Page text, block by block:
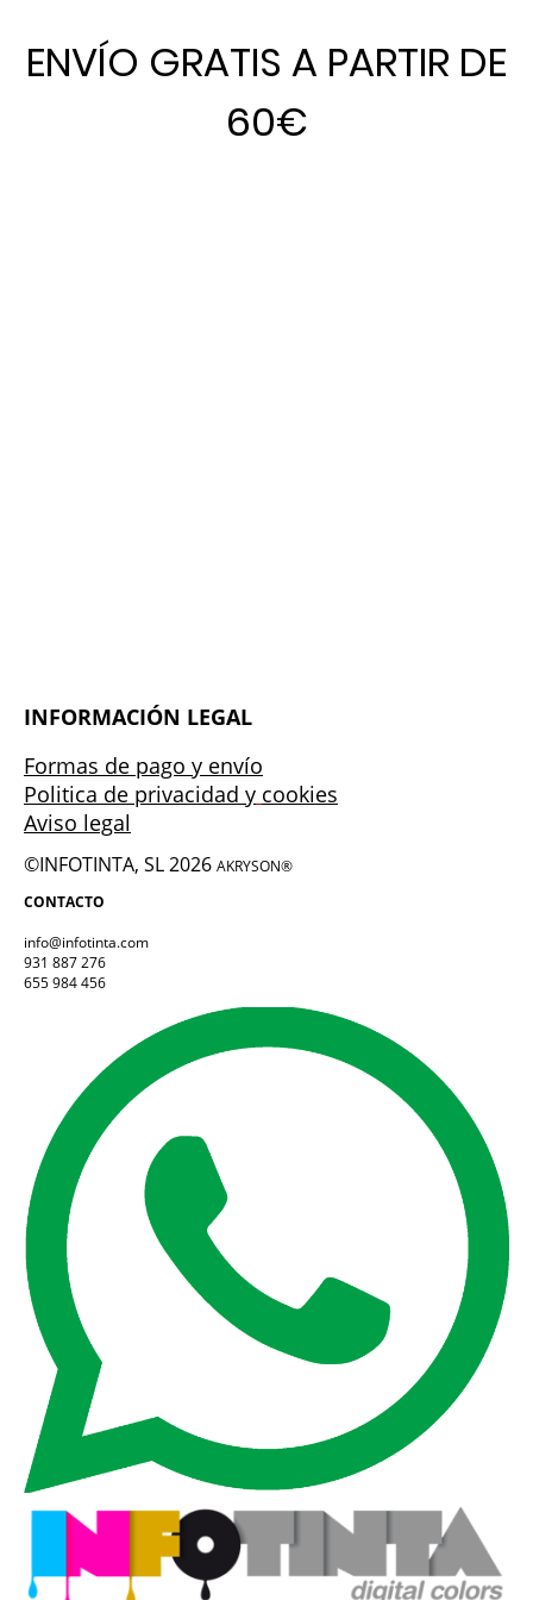
ENVÍO GRATIS A PARTIR DE
60€
INFORMACIÓN LEGAL
Formas de pago y envío
Politica de privacidad y cookies
Aviso legal
©INFOTINTA, SL 2026 AKRYSON®
CONTACTO
info@infotinta.com
931 887 276
655 984 456